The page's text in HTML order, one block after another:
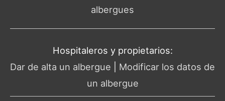
albergues
Hospitaleros y propietarios:
Dar de alta un albergue
Modificar los datos de
un albergue